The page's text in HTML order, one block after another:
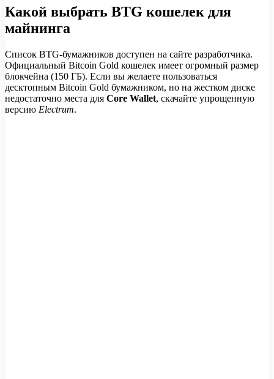
Какой выбрать BTG кошелек для
майнинга
Список BTG-бумажников доступен на сайте разработчика.
Официальный Bitcoin Gold кошелек имеет огромный размер
блокчейна (150 ГБ). Если вы желаете пользоваться
десктопным Bitcoin Gold бумажником, но на жестком диске
недостаточно места для Core Wallet, скачайте упрощенную
версию Electrum.